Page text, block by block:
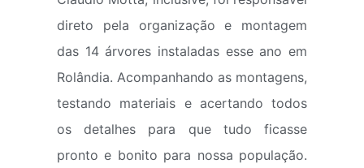
direto pela organização e montagem
das 14 árvores instaladas esse ano em
Rolândia. Acompanhando as montagens,
testando materiais e acertando todos
os detalhes para que tudo ficasse
pronto e bonito para nossa população.